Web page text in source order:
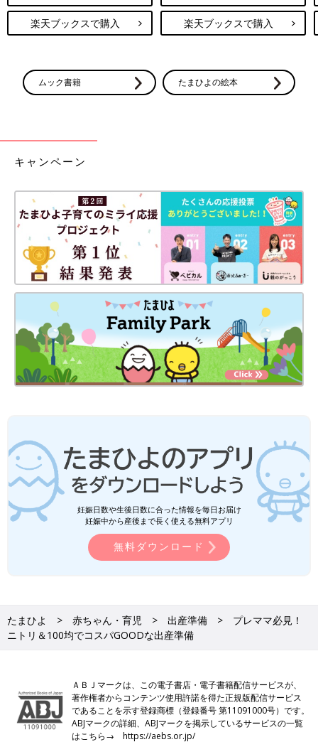
楽天ブックスで購入 楽天ブックスで購入
ムック書籍 たまひよの絵本
キャンペーン
妊娠日数や生後日数に合った情報を毎日お届け
妊娠中から産後まで長く使える無料アプリ
無料ダウンロード
たまひよ 赤ちゃん・育児 出産準備
プレママ必見！
ニトリ＆100均でコスパGOODな出産準備
ＡＢＪマークは、この電子書店・電子書籍配信サービスが、
著作権者からコンテンツ使用許諾を得た正規版配信サービス
であることを示す登録商標（登録番号 第11091000号）です。
ABJマークの詳細、ABJマークを掲示しているサービスの一覧
はこちら→https://aebs.or.jp/